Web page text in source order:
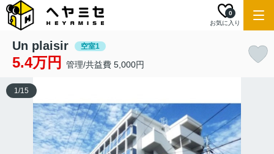
お気に入り
0
Un plaisir 空室1
5.4万円 管理/共益費 5,000円
1/15